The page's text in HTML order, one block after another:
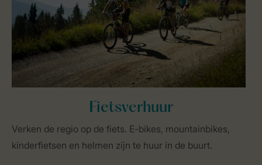
Fietsverhuur
Verken de regio op de fiets. E-bikes, mountainbikes,
kinderfietsen en helmen zijn te huur in de buurt.